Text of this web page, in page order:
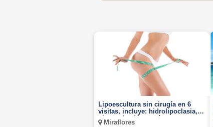
Lipoescultura sin cirugía en 6
visitas, incluye: hidrolipoclasia,
ultracavitación y más.
Miraflores